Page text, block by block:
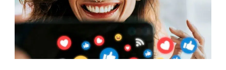
Digital
Academia